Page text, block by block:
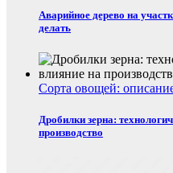
Аварийное дерево на
делать
Сорта овощей:
Дробилки зерна:
производство